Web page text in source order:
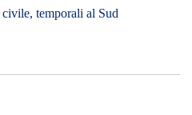
temporali al Sud